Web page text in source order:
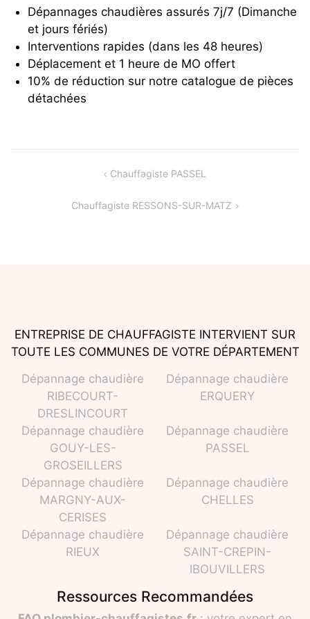
Dépannages chaudières assurés 7j/7 (Dimanche
et jours fériés)
Interventions rapides (dans les 48 heures)
Déplacement et 1 heure de MO offert
10% de réduction sur notre catalogue de pièces
détachées
Chauffagiste PASSEL
Chauffagiste RESSONS-SUR-MATZ
ENTREPRISE DE CHAUFFAGISTE INTERVIENT SUR
TOUTE LES COMMUNES DE VOTRE DÉPARTEMENT
Dépannage chaudière
RIBECOURT-
DRESLINCOURT
Dépannage chaudière
ERQUERY
Dépannage chaudière
GOUY-LES-
GROSEILLERS
Dépannage chaudière
PASSEL
Dépannage chaudière
MARGNY-AUX-
CERISES
Dépannage chaudière
CHELLES
Dépannage chaudière
RIEUX
Dépannage chaudière
SAINT-CREPIN-
IBOUVILLERS
Ressources Recommandées